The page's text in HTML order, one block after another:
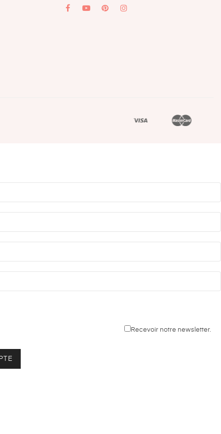
YouTubePinterest
Recevoir notre newsletter.